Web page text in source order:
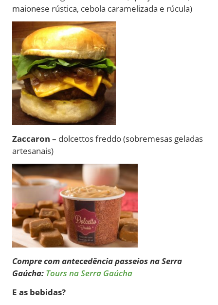
maionese rústica, cebola caramelizada e rúcula)
Zaccaron – dolcettos freddo (sobremesas geladas
artesanais)
Compre com antecedência passeios na Serra
Gaúcha: Tours na Serra Gaúcha
E as bebidas?